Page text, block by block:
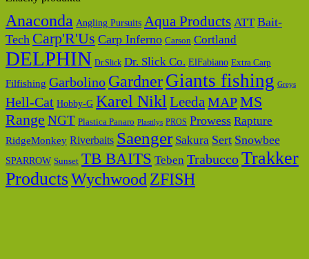
Anaconda Angling Pursuits Aqua Products ATT Bait-
Tech Carp'R'Us Carp Inferno Carson Cortland
DELPHIN Dr.Slick Dr. Slick Co. ElFabiano Extra Carp
Filfishing Garbolino GardnerGiants fishing Greys
Hell-Cat Hobby-G Karel Nikl Leeda MAPMS
Range NGT Plastica Panaro Plastilys PROS Prowess Rapture
RidgeMonkey Riverbaits Saenger Sakura Sert Snowbee
SPARROW Sunset TB BAITS Teben TrabuccoTrakker
ProductsWychwood ZFISH